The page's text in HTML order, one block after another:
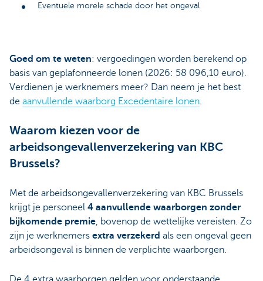
Eventuele morele schade door het ongeval
Goed om te weten: vergoedingen worden berekend op
basis van geplafonneerde lonen (2026: 58 096,10 euro).
Verdienen je werknemers meer? Dan neem je het best
de aanvullende waarborg Excedentaire lonen
Waarom kiezen voor de
arbeidsongevallenverzekering van KBC
Brussels?
Met de arbeidsongevallenverzekering van KBC Brussels
krijgt je personeel 4 aanvullende waarborgen zonder
bijkomende premie , bovenop de wettelijke vereisten. Zo
zijn je werknemers extra verzekerd als een ongeval geen
arbeidsongeval is binnen de verplichte waarborgen.